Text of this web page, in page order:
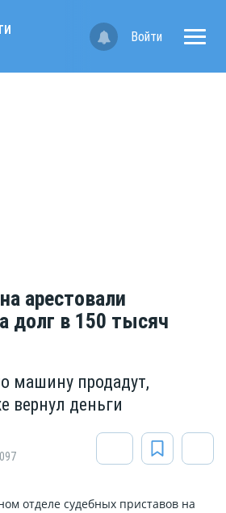
Войти
арестовали
долг в 150 тысяч
машину продадут,
вернул деньги
отделе судебных приставов на